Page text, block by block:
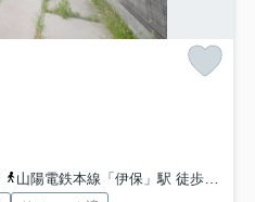
山陽電鉄本線「伊保」駅 徒歩26分